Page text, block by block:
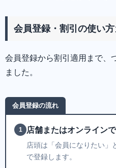
会員登録・割引の使い
会員登録から割引適用まで、
ました。
会員登録の流れ
1 店舗またはオンライン
店頭は「会員になりたい」
で登録します。